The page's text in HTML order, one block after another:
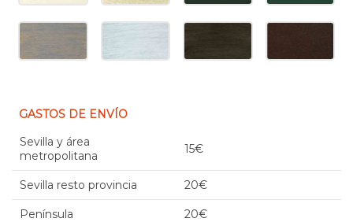
GASTOS DE ENVÍO
Sevilla y área
metropolitana
15€
Sevilla resto provincia 20€
Península 20€